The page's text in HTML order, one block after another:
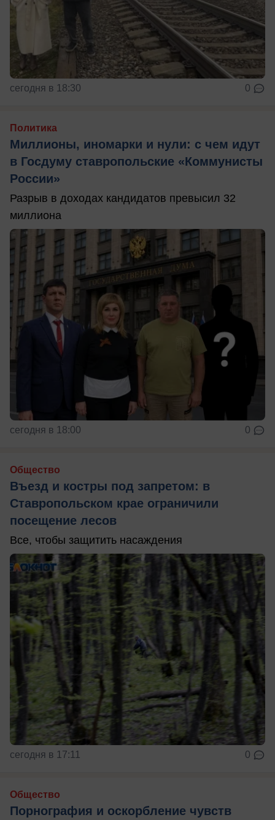
сегодня в 18:30 0
Политика
Миллионы, иномарки и нули: с чем идут
в Госдуму ставропольские «Коммунисты
России»
Разрыв в доходах кандидатов превысил 32
миллиона
сегодня в 18:00 0
Общество
Въезд и костры под запретом: в
Ставропольском крае ограничили
посещение лесов
Все, чтобы защитить насаждения
сегодня в 17:11 0
Общество
Порнография и оскорбление чувств